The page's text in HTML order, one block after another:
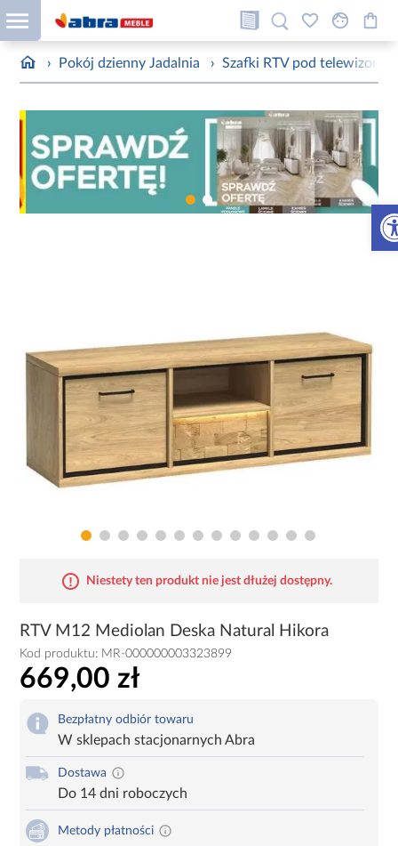
› Pokój dzienny Jadalnia › Szafki RTV pod telewizor
Niestety ten produkt nie jest dłużej dostępny.
RTV M12 Mediolan Deska Natural Hikora
Kod produktu: MR-000000003323899
669,00 zł
Bezpłatny odbiór towaru
W sklepach stacjonarnych Abra
Dostawa
Do 14 dni roboczych
Metody płatności